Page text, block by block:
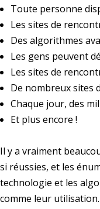
Toute personne
Les sites de
Des algorithmes
Les gens peuvent
Les sites de
De nombreux sites
Chaque jour, des
Et plus encore !
Il y a vraiment
si réussies, et les
technologie et les
comme leur utilisation.